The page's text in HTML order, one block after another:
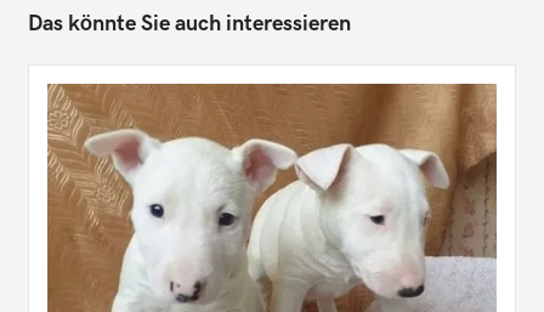
Das könnte Sie auch interessieren